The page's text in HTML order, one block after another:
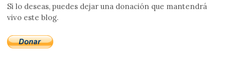
Si lo deseas, puedes dejar una donación que mantendrá
vivo este blog.